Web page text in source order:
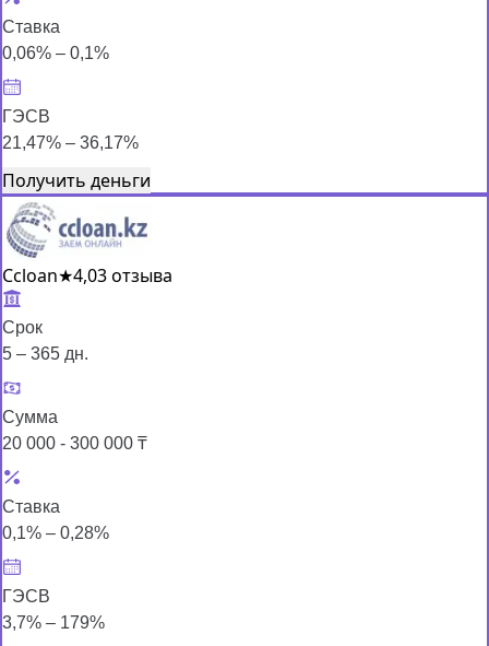
Ставка
0,06% – 0,1%
ГЭСВ
21,47% – 36,17%
Получить деньги
Ccloan★4,03 отзыва
Срок
5 – 365 дн.
Сумма
20 000 - 300 000 ₸
Ставка
0,1% – 0,28%
ГЭСВ
3,7% – 179%